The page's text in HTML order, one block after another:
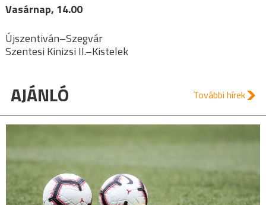
Vasárnap, 14.00
Újszentiván–Szegvár
Szentesi Kinizsi II.–Kistelek
AJÁNLÓ További hírek